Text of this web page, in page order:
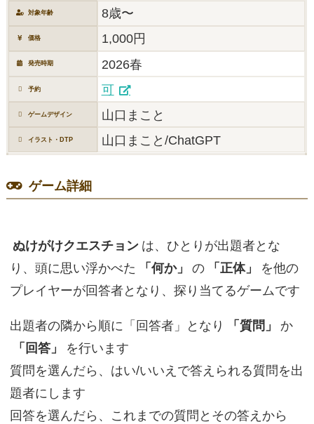
対象年齢 8歳〜
価格 1,000円
発売時期 2026春
予約 可
ゲームデザイン 山口まこと
イラスト・DTP 山口まこと/ChatGPT
ゲーム詳細
ぬけがけクエスチョン は、ひとりが出題者とな
り、頭に思い浮かべた
「何か」 の 「正体」
を他の
プレイヤーが回答者となり、探り当てるゲームです
出題者の隣から順に「回答者」となり 「質問」
か
「回答」
を行います
質問を選んだら、はい/いいえで答えられる質問を出
題者にします
回答を選んだら、これまでの質問とその答えから